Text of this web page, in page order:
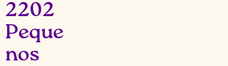
2202
Peque
nos